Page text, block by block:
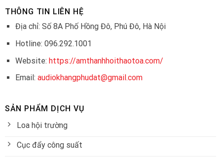
THÔNG TIN LIÊN HỆ
Địa chỉ: Số 8A Phố Hồng Đô, Phú Đô, Hà Nội
Hotline: 096.292.1001
Website: https://amthanhhoithaotoa.com/
Email: audiokhangphudat@gmail.com
SẢN PHẨM DỊCH VỤ
Loa hội trường
Cục đẩy công suất